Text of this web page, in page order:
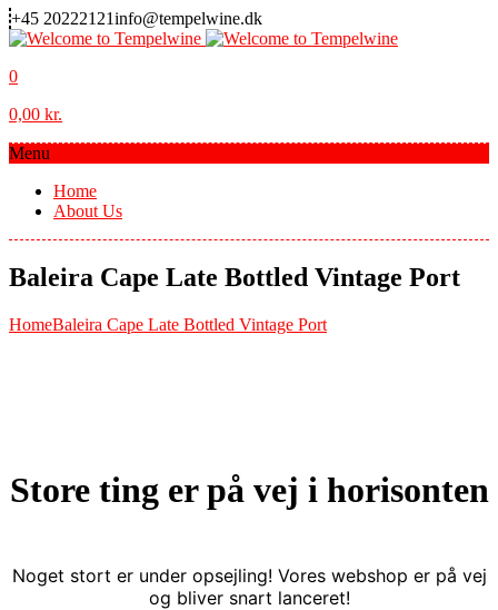
+45 20222121info@tempelwine.dk
0
0,00 kr.
Menu
Home
About Us
Baleira Cape Late Bottled Vintage Port
HomeBaleira Cape Late Bottled Vintage Port
Store ting er på vej i horisonten
Noget stort er under opsejling! Vores webshop er på vej
og bliver snart lanceret!